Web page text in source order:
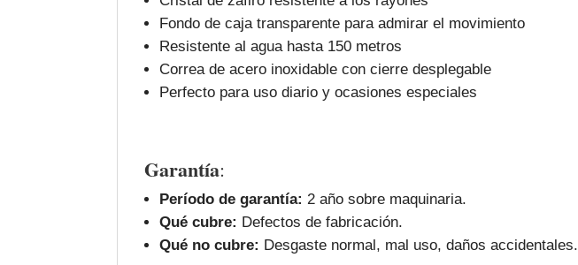
Fondo de caja transparente para admirar el movimiento
Resistente al agua hasta 150 metros
Correa de acero inoxidable con cierre desplegable
Perfecto para uso diario y ocasiones especiales
Garantía:
Período de garantía: 2 año sobre maquinaria.
Qué cubre: Defectos de fabricación.
Qué no cubre: Desgaste normal, mal uso, daños accidentales.